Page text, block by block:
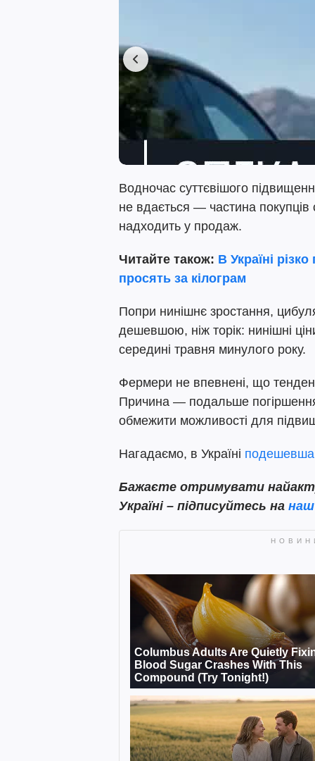
Водночас суттєвішого
не вдається — частина покупців
надходить у продаж.
Читайте також: В Україні
просять за кілограм
Попри нинішнє зростання,
дешевшою, ніж торік: нинішні
середині травня минулого року.
Фермери не впевнені, що
Причина — подальше
обмежити можливості для
Нагадаємо, в Україні
Бажаєте отримувати
Україні – підписуйтесь на наш